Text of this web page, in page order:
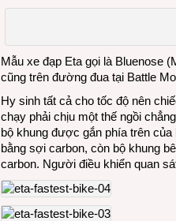
Mẫu xe đạp Eta gọi là Bluenose
cũng trên đường đua tại Battle
Hy sinh tất cả cho tốc độ nên
chạy phải chịu một thế ngồi
bộ khung được gắn phía trên
bằng sợi carbon, còn bộ khung
carbon. Người điều khiển quan